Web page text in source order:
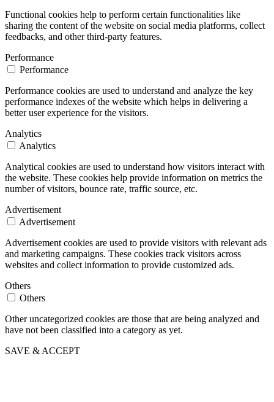
Functional cookies help to perform certain functionalities like
sharing the content of the website on social media platforms, collect
feedbacks, and other third-party features.
Performance
Performance
Performance cookies are used to understand and analyze the key
performance indexes of the website which helps in delivering a
better user experience for the visitors.
Analytics
Analytics
Analytical cookies are used to understand how visitors interact with
the website. These cookies help provide information on metrics the
number of visitors, bounce rate, traffic source, etc.
Advertisement
Advertisement
Advertisement cookies are used to provide visitors with relevant ads
and marketing campaigns. These cookies track visitors across
websites and collect information to provide customized ads.
Others
Others
Other uncategorized cookies are those that are being analyzed and
have not been classified into a category as yet.
SAVE & ACCEPT